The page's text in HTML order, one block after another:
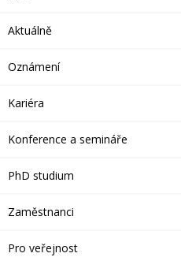
Aktuálně
Oznámení
Kariéra
Konference a semináře
PhD studium
Zaměstnanci
Pro veřejnost